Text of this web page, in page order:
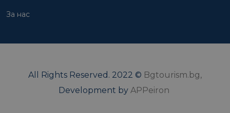
За нас
All Rights Reserved. 2022 © Bgtourism.bg,
Development by APPeiron